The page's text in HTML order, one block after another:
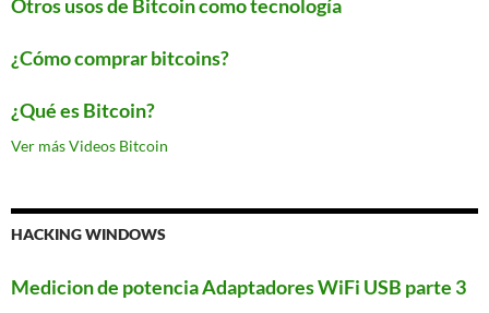
Otros usos de Bitcoin como tecnología
¿Cómo comprar bitcoins?
¿Qué es Bitcoin?
Ver más Videos Bitcoin
HACKING WINDOWS
Medicion de potencia Adaptadores WiFi USB parte 3